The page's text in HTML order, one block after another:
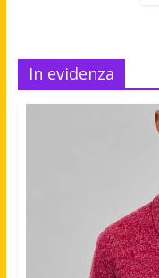
In evidenza